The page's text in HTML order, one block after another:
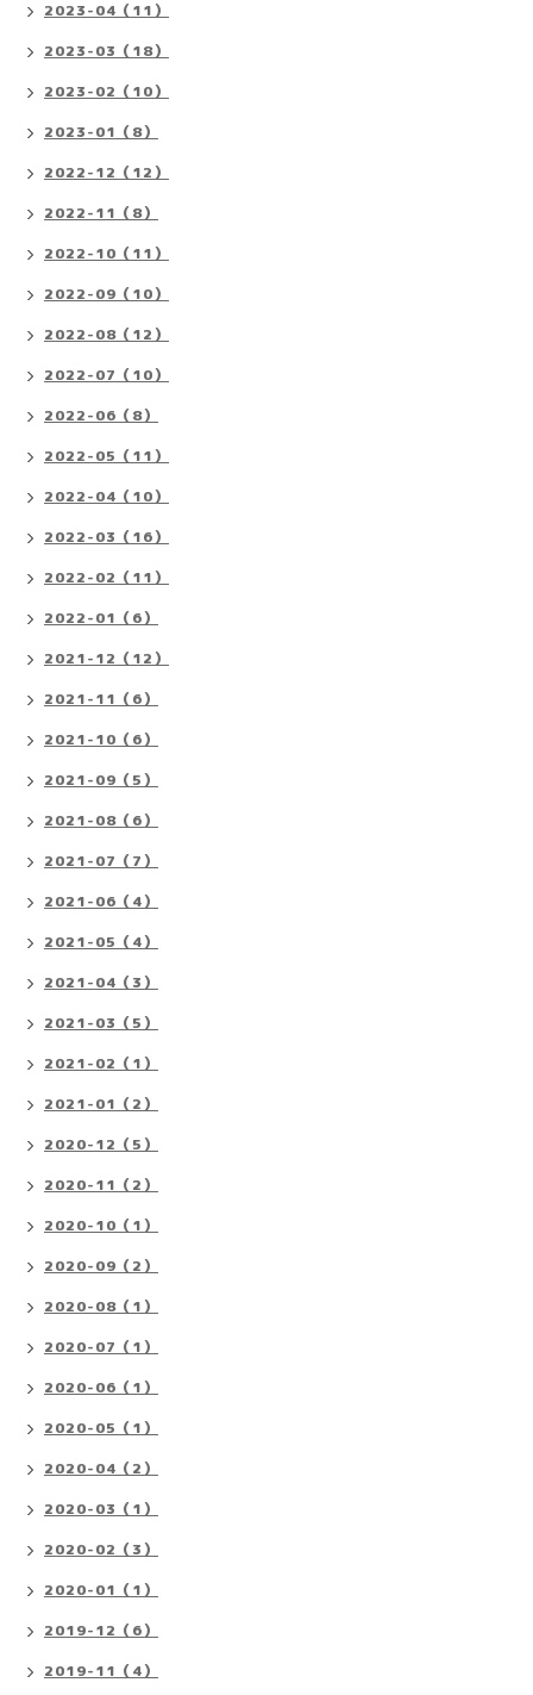
2023-04（11）
2023-03（18）
2023-02（10）
2023-01（8）
2022-12（12）
2022-11（8）
2022-10（11）
2022-09（10）
2022-08（12）
2022-07（10）
2022-06（8）
2022-05（11）
2022-04（10）
2022-03（16）
2022-02（11）
2022-01（6）
2021-12（12）
2021-11（6）
2021-10（6）
2021-09（5）
2021-08（6）
2021-07（7）
2021-06（4）
2021-05（4）
2021-04（3）
2021-03（5）
2021-02（1）
2021-01（2）
2020-12（5）
2020-11（2）
2020-10（1）
2020-09（2）
2020-08（1）
2020-07（1）
2020-06（1）
2020-05（1）
2020-04（2）
2020-03（1）
2020-02（3）
2020-01（1）
2019-12（6）
2019-11（4）